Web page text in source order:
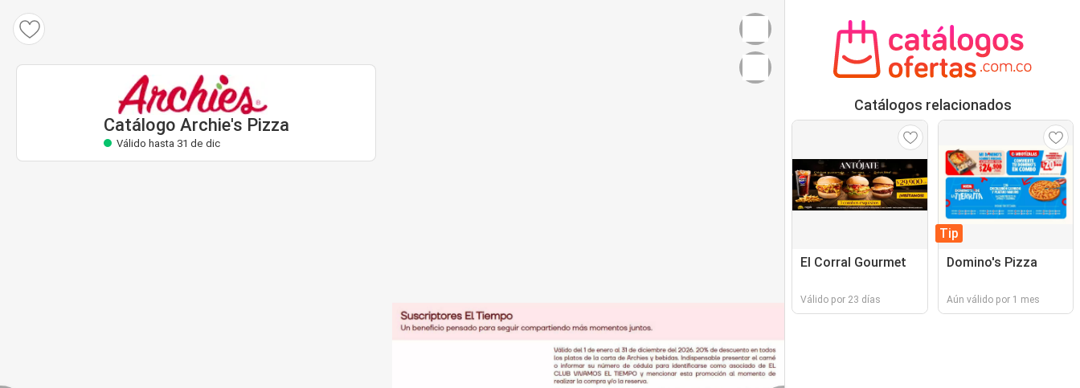
Catálogo Archie's Pizza
Válido hasta 31 de dic
Catálogos relacionados
El Corral Gourmet
Válido por 23 días
Tip
Domino's Pizza
Aún válido por 1 mes